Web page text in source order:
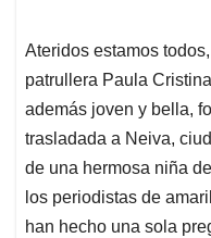
Ateridos estamos
patrullera Paula
además joven y bella,
trasladada a Neiva,
de una hermosa niña
los periodistas de
han hecho una sola